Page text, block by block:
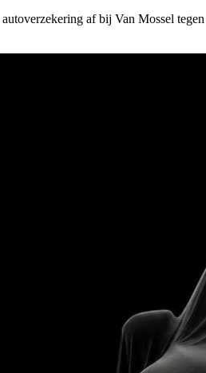
af bij Van Mossel